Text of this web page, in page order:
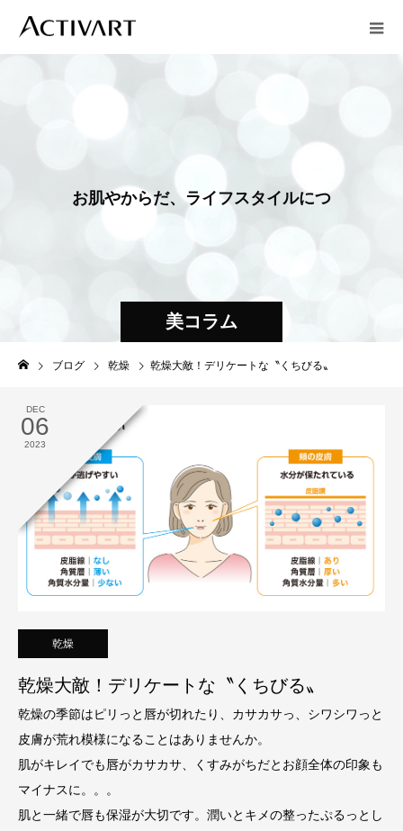
美コラム
やからだ、ライ フスタイルについて
ブログ 乾燥 乾燥大敵！デリケートな〝くちびる〟
DEC
06
2023
乾燥
乾燥大敵！デリケートな〝くちびる〟
乾燥の季節はピリっと唇が切れたり、カサカサっ、シワシワっと
皮膚が荒れ模様になることはありませんか。
肌がキレイでも唇がカサカサ、くすみがちだとお顔全体の印象も
マイナスに。。。
肌と一緒で唇も保湿が大切です。潤いとキメの整ったぷるっとし